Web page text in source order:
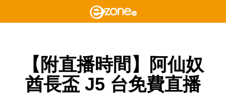
【附直播時間】阿仙奴
酋長盃 J5 台免費直播